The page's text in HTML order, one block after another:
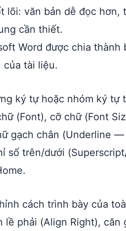
lõi: văn bản dễ đọc hơn,
cần thiết.
Word được chia thành
của tài liệu.
ký tự hoặc nhóm ký tự
(Font), cỡ chữ (Font
gạch chân (Underline —
số trên/dưới
cách trình bày của
phải (Align Right), căn